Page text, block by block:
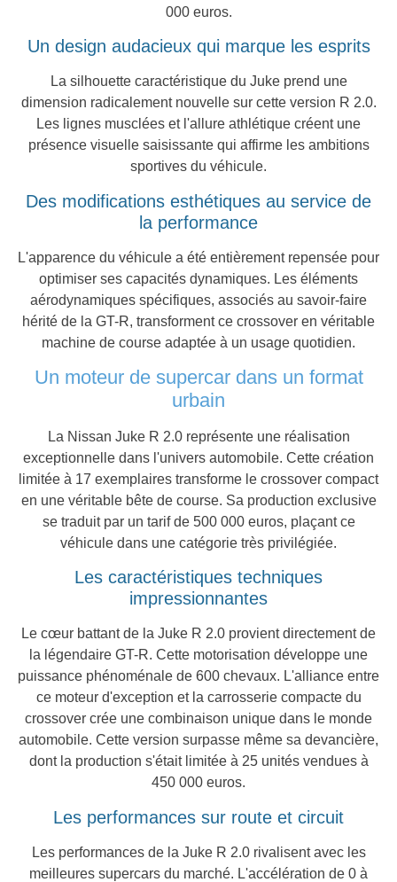
000 euros.
Un design audacieux qui marque les esprits
La silhouette caractéristique du Juke prend une
dimension radicalement nouvelle sur cette version R 2.0.
Les lignes musclées et l'allure athlétique créent une
présence visuelle saisissante qui affirme les ambitions
sportives du véhicule.
Des modifications esthétiques au service de
la performance
L'apparence du véhicule a été entièrement repensée pour
optimiser ses capacités dynamiques. Les éléments
aérodynamiques spécifiques, associés au savoir-faire
hérité de la GT-R, transforment ce crossover en véritable
machine de course adaptée à un usage quotidien.
Un moteur de supercar dans un format
urbain
La Nissan Juke R 2.0 représente une réalisation
exceptionnelle dans l'univers automobile. Cette création
limitée à 17 exemplaires transforme le crossover compact
en une véritable bête de course. Sa production exclusive
se traduit par un tarif de 500 000 euros, plaçant ce
véhicule dans une catégorie très privilégiée.
Les caractéristiques techniques
impressionnantes
Le cœur battant de la Juke R 2.0 provient directement de
la légendaire GT-R. Cette motorisation développe une
puissance phénoménale de 600 chevaux. L'alliance entre
ce moteur d'exception et la carrosserie compacte du
crossover crée une combinaison unique dans le monde
automobile. Cette version surpasse même sa devancière,
dont la production s'était limitée à 25 unités vendues à
450 000 euros.
Les performances sur route et circuit
Les performances de la Juke R 2.0 rivalisent avec les
meilleures supercars du marché. L'accélération de 0 à